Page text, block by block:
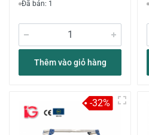
Đã bán: 1
Thêm vào giỏ hàng
-32%